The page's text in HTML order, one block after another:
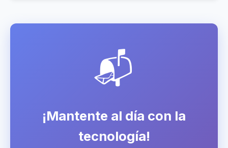
📬
¡Mantente al día con la
tecnología!